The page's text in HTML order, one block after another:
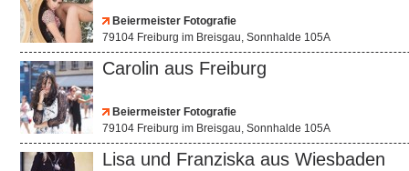
Beiermeister Fotografie
79104 Freiburg im Breisgau, Sonnhalde 105A
Carolin aus Freiburg
Beiermeister Fotografie
79104 Freiburg im Breisgau, Sonnhalde 105A
Lisa und Franziska aus Wiesbaden